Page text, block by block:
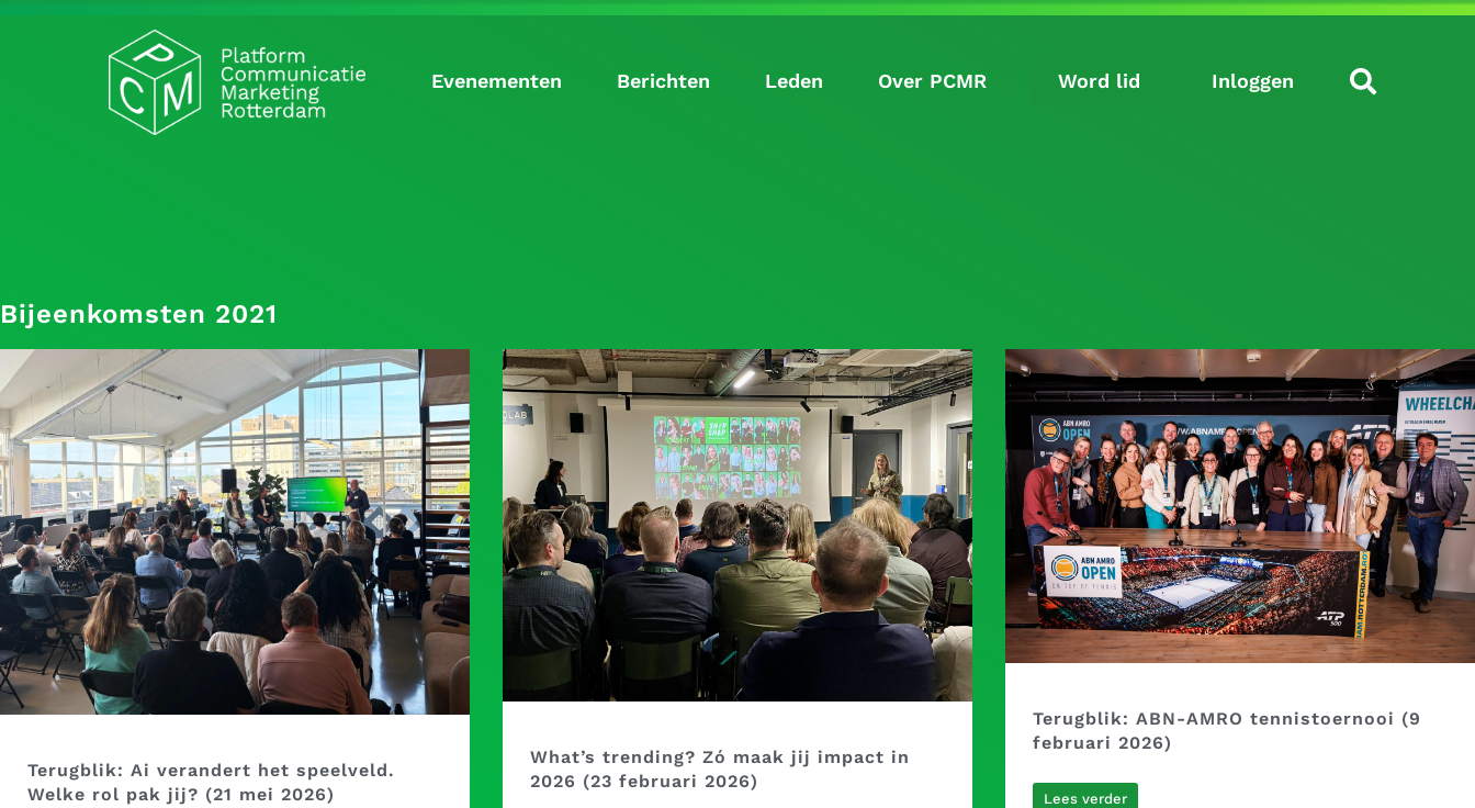
Evenementen Berichten Leden Over PCMR Word lid Inloggen
Bijeenkomsten 2021
Terugblik: Ai verandert het speelveld.
Welke rol pak jij? (21 mei 2026)
What’s trending? Zó maak jij impact in
2026 (23 februari 2026)
Terugblik: ABN-AMRO tennistoernooi (9
februari 2026)
Lees verder